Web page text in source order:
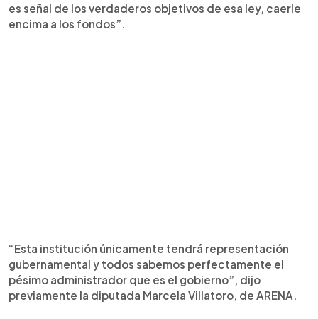
es señal de los verdaderos objetivos de esa ley, caerle
encima a los fondos”.
“Esta institución únicamente tendrá representación
gubernamental y todos sabemos perfectamente el
pésimo administrador que es el gobierno”, dijo
previamente la diputada Marcela Villatoro, de ARENA.